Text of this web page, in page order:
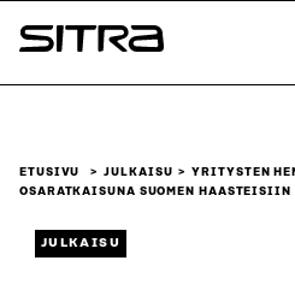
Siirry
suoraan
Sitra
ETUSIVU JULKAISU
YRITYSTEN
OSARATKAISUNA SUOMEN HAASTEISIIN
JULKAISU